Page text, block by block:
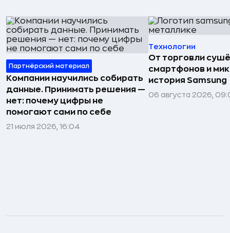
Партнёрский материал
Компании научились собирать
данные. Принимать решения —
нет: почему цифры не
помогают сами по себе
21 июля 2026, 16:04
Технологии
От торговли
смартфонов и
история Samsung
06 августа 2026,